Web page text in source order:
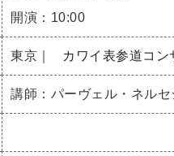
開演：10:00
東京｜ カワイ表参道コ
講師：パーヴェル・ネル